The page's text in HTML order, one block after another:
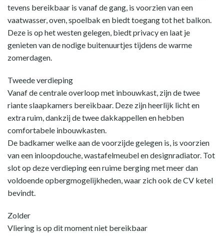
tevens bereikbaar is vanaf de gang, is voorzien van een
vaatwasser, oven, spoelbak en biedt toegang tot het balkon.
Deze is op het westen gelegen, biedt privacy en laat je
genieten van de nodige buitenuurtjes tijdens de warme
zomerdagen.
Tweede verdieping
Vanaf de centrale overloop met inbouwkast, zijn de twee
riante slaapkamers bereikbaar. Deze zijn heerlijk licht en
extra ruim, dankzij de twee dakkappellen en hebben
comfortabele inbouwkasten.
De badkamer welke aan de voorzijde gelegen is, is voorzien
van een inloopdouche, wastafelmeubel en designradiator. Tot
slot op deze verdieping een ruime berging met meer dan
voldoende opbergmogelijkheden, waar zich ook de CV ketel
bevindt.
Zolder
Vliering is op dit moment niet bereikbaar